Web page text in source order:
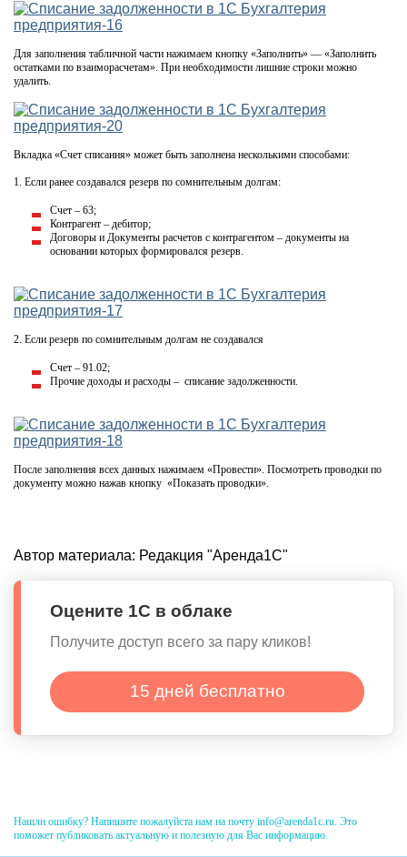
Для заполнения табличной части нажимаем кнопку «Заполнить» — «Заполнить
остатками по взаиморасчетам». При необходимости лишние строки можно
удалить.
Вкладка «Счет списания» может быть заполнена несколькими способами:
1. Если ранее создавался резерв по сомнительным долгам:
Счет – 63;
Контрагент – дебитор;
Договоры и Документы расчетов с контрагентом – документы на
основании которых формировался резерв.
2. Если резерв по сомнительным долгам не создавался
Счет – 91.02;
Прочие доходы и расходы – списание задолженности.
После заполнения всех данных нажимаем «Провести». Посмотреть проводки по
документу можно нажав кнопку «Показать проводки».
Автор материала: Редакция "Аренда1С"
Оцените 1С в облаке
Получите доступ всего за пару кликов!
15 дней бесплатно
Нашли ошибку? Напишите пожалуйста нам на почту info@arenda1c.ru. Это
поможет публиковать актуальную и полезную для Вас информацию.